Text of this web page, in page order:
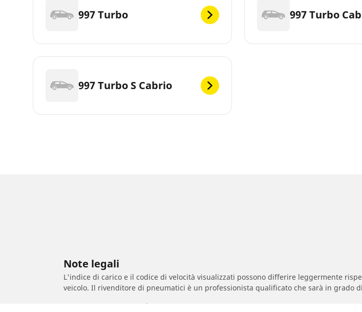
997 Turbo 997 Turbo
997 Turbo S Cabrio
Note legali
L'indice di carico e il codice di velocità visualizzati possono differire leggermente
veicolo. Il rivenditore di pneumatici è un professionista qualificato che sarà in grado
1. se l'indice di carico e/o il codice di velocità dei pneumatici sostitutivi sono diversi